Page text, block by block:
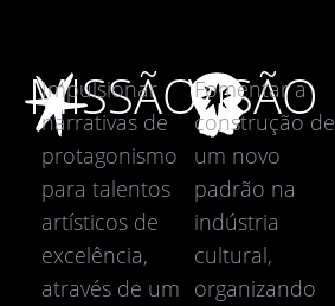
MISSÃO
Impulsionar
narrativas de
protagonismo
para talentos
artísticos de
excelência,
através de um
VISÃO
Fomentar a
construção de
um novo
padrão na
indústria
cultural,
organizando